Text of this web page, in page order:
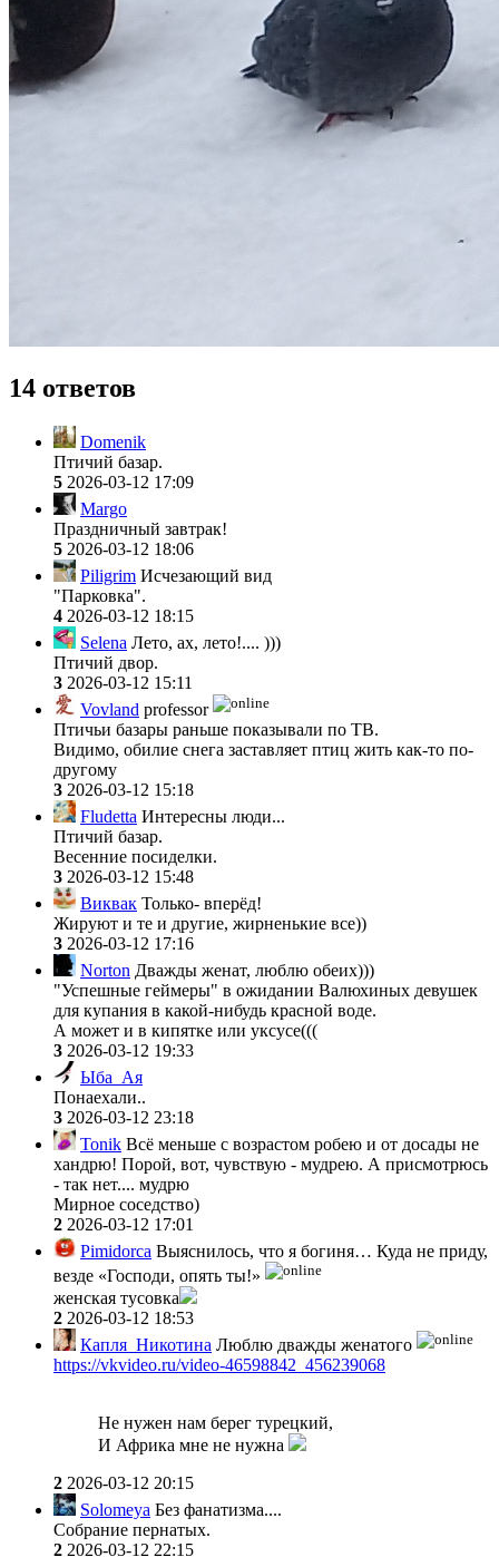
14 ответов
Domenik
Птичий базар.
5 2026-03-12 17:09
Margo
Праздничный завтрак!
5 2026-03-12 18:06
Piligrim Исчезающий вид
"Парковка".
4 2026-03-12 18:15
Selena Лето, ах, лето!.... )))
Птичий двор.
3 2026-03-12 15:11
Vovland professor
Птичьи базары раньше показывали по ТВ.
Видимо, обилие снега заставляет птиц жить как-то по-
другому
3 2026-03-12 15:18
Fludetta Интересны люди...
Птичий базар.
Весенние посиделки.
3 2026-03-12 15:48
Виквак Только- вперёд!
Жируют и те и другие, жирненькие все))
3 2026-03-12 17:16
Norton Дважды женат, люблю обеих)))
"Успешные геймеры" в ожидании Валюхиных девушек
для купания в какой-нибудь красной воде.
А может и в кипятке или уксусе(((
3 2026-03-12 19:33
Ыба_Ая
Понаехали..
3 2026-03-12 23:18
Tonik Всё меньше с возрастом робею и от досады не
хандрю! Порой, вот, чувствую - мудрею. А присмотрюсь
- так нет.... мудрю
Мирное соседство)
2 2026-03-12 17:01
Pimidorca Выяснилось, что я богиня… Куда не приду,
везде «Господи, опять ты!»
женская тусовка
2 2026-03-12 18:53
Капля_Никотина Люблю дважды женатого
https://vkvideo.ru/video-46598842_456239068
Не нужен нам берег турецкий,
И Африка мне не нужна
2 2026-03-12 20:15
Solomeya Без фанатизма....
Собрание пернатых.
2 2026-03-12 22:15